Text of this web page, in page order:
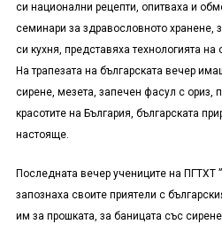
си национални рецепти, опитваха и
семинари за здравословното хранене,
си кухня, представяха технологията
На трапезата на българската вечер
сирене, мезета, запечен фасул с ориз,
красотите на България, българската
настояще.
Последната вечер учениците на ПГТХТ
запознаха своите приятели с
им за прошката, за баницата със